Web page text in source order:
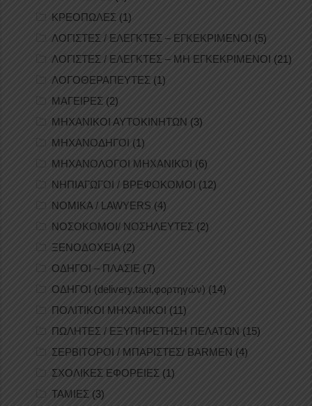
ΚΡΕΟΠΩΛΕΣ (1)
ΛΟΓΙΣΤΕΣ / ΕΛΕΓΚΤΕΣ – ΕΓΚΕΚΡΙΜΕΝΟΙ (5)
ΛΟΓΙΣΤΕΣ / ΕΛΕΓΚΤΕΣ – ΜΗ ΕΓΚΕΚΡΙΜΕΝΟΙ (21)
ΛΟΓΟΘΕΡΑΠΕΥΤΕΣ (1)
ΜΑΓΕΙΡΕΣ (2)
ΜΗΧΑΝΙΚΟΙ ΑΥΤΟΚΙΝΗΤΩΝ (3)
ΜΗΧΑΝΟΔΗΓΟΙ (1)
ΜΗΧΑΝΟΛΟΓΟΙ ΜΗΧΑΝΙΚΟΙ (6)
ΝΗΠΙΑΓΩΓΟΙ / ΒΡΕΦΟΚΟΜΟΙ (12)
ΝΟΜΙΚΑ / LAWYERS (4)
ΝΟΣΟΚΟΜΟΙ/ ΝΟΣΗΛΕΥΤΕΣ (2)
ΞΕΝΟΔΟΧΕΙΑ(2)
ΟΔΗΓΟΙ – ΠΛΑΣΙΕ (7)
ΟΔΗΓΟΙ (delivery,taxi,φορτηγών) (14)
ΠΟΛΙΤΙΚΟΙ ΜΗΧΑΝΙΚΟΙ (11)
ΠΩΛΗΤΕΣ / ΕΞΥΠΗΡΕΤΗΣΗ ΠΕΛΑΤΩΝ (15)
ΣΕΡΒΙΤΟΡΟΙ / ΜΠΑΡΙΣΤΕΣ/ BARMEN (4)
ΣΧΟΛΙΚΕΣ ΕΦΟΡΕΙΕΣ (1)
ΤΑΜΙΕΣ (3)